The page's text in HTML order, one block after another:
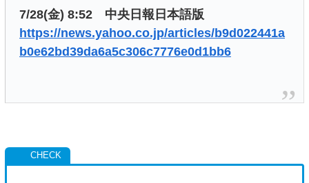
7/28(金) 8:52 中央日報日本語版
https://news.yahoo.co.jp/articles/b9d022441a
b0e62bd39da6a5c306c7776e0d1bb6